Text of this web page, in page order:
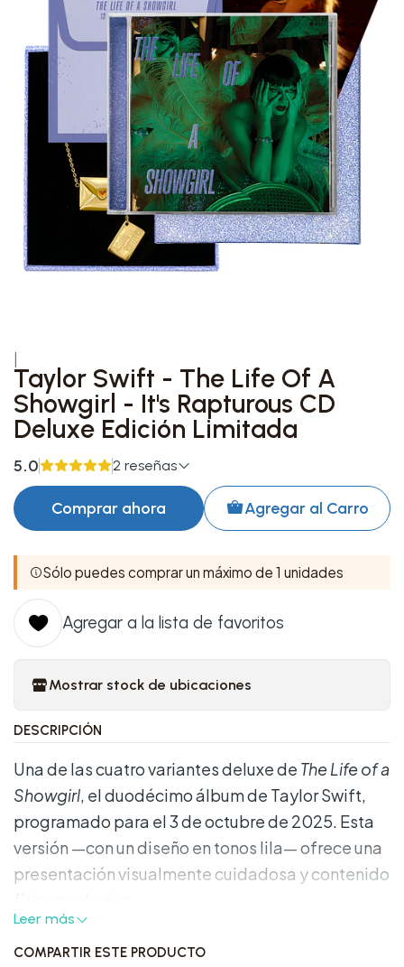
Taylor Swift - The Life Of A
Showgirl - It's Rapturous CD
Deluxe Edición Limitada
5.0 2 reseñas
Agregar al Carro
Comprar ahora
Sólo puedes comprar un máximo de 1 unidades
Agregar a la lista de favoritos
Mostrar stock de ubicaciones
DESCRIPCIÓN
Una de las cuatro variantes deluxe de The Life of a
Showgirl, el duodécimo álbum de Taylor Swift,
programado para el 3 de octubre de 2025. Esta
versión —con un diseño en tonos lila— ofrece una
presentación visualmente cuidadosa y contenido
Características destacadas:
Leer más
COMPARTIR ESTE PRODUCTO